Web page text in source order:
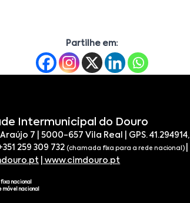
Partilhe em:
Intermunicipal do Douro
7 | 5000-657 Vila Real | GPS. 41.294914,
259 309 732(chamada fixa para a rede nacional)
www.cimdouro.pt
nacional
nacional